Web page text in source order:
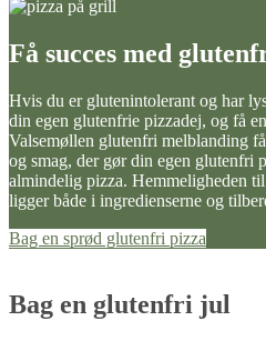
Få succes med
Hvis du er glutenintolerant og har
din egen glutenfrie pizzadej, og få
Valsemøllen glutenfri melblanding
og smag, der gør din egen glutenfri
almindelig pizza. Hemmeligheden
ligger både i ingredienserne og
Bag en sprød glutenfri pizza
Bag en glutenfri jul